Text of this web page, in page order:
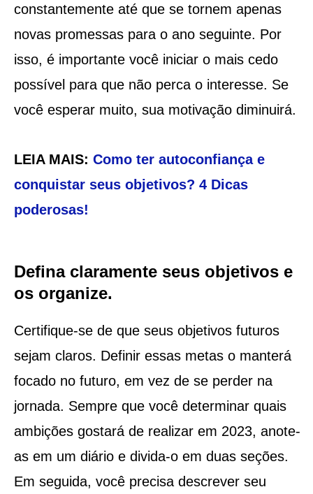
constantemente até que se tornem apenas
novas promessas para o ano seguinte. Por
isso, é importante você iniciar o mais cedo
possível para que não perca o interesse. Se
você esperar muito, sua motivação diminuirá.
LEIA MAIS: Como ter autoconfiança e
conquistar seus objetivos? 4 Dicas
poderosas!
Defina claramente seus objetivos e
os organize.
Certifique-se de que seus objetivos futuros
sejam claros. Definir essas metas o manterá
focado no futuro, em vez de se perder na
jornada. Sempre que você determinar quais
ambições gostará de realizar em 2023, anote-
as em um diário e divida-o em duas seções.
Em seguida, você precisa descrever seu